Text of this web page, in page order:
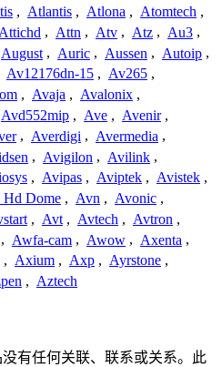
, Atlantis , Atlona , Atomtech ,
Attichd , Attn , Atv , Atz , Au3 ,
August , Auric , Aussen , Autoip ,
Av12176dn-15 , Av265 ,
, Avaja , Avalonix ,
Avd552mip , Ave , Avenir ,
, Averdigi , Avermedia ,
, Avigilon , Avilink ,
, Avipas , Aviptek , Avistek ,
Hd Dome , Avn , Avonic ,
, Avt , Avtech , Avtron ,
, Awfa-cam , Awow , Axenta ,
, Axium , Axp , Ayrstone ,
, Aztech
没有任何关联、联系或关系。此